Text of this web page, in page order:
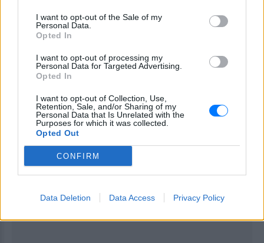
I want to opt-out of the Sale of my
Personal Data.
Opted In
I want to opt-out of processing my
Personal Data for Targeted Advertising.
Opted In
I want to opt-out of Collection, Use,
Retention, Sale, and/or Sharing of my
Personal Data that Is Unrelated with the
Purposes for which it was collected.
Opted Out
CONFIRM
Data Deletion Data Access Privacy Policy